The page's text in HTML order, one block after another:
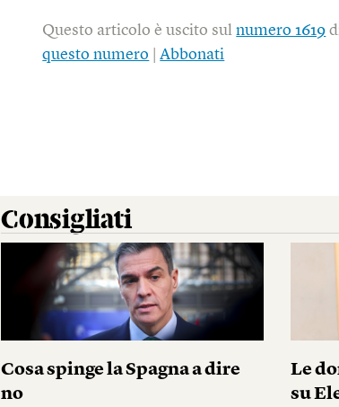
Questo articolo è uscito sulnumero 1619
questo numero
Abbonati
Consigliati
Cosa spinge la Spagna a dire
no
Le
su